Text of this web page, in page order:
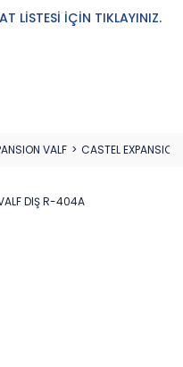
LİSTESİ İÇİN TIKLAYINIZ.
VALF CASTEL